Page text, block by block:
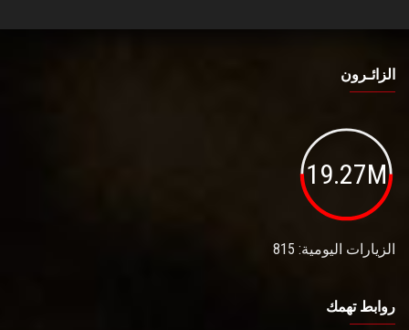
الزائـرون
19.27M
الزيارات اليومية: 815
روابط تهمك